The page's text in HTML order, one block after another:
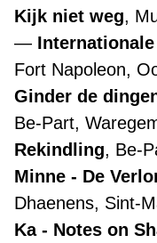
Kijk niet weg,
Fort Napoleon,
Ginder de
Be-Part,
Rekindling, Be-
Minne - De
Dhaenens, Sint-
Ka - Notes on